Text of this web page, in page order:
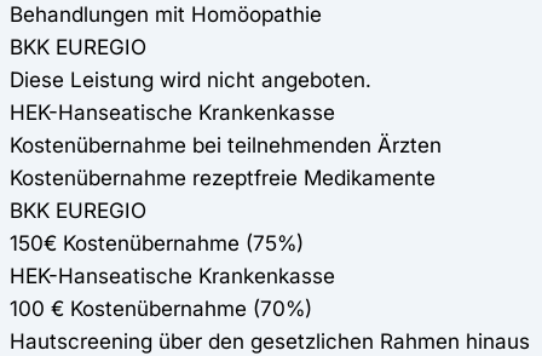
Behandlungen mit Homöopathie
BKK EUREGIO
Diese Leistung wird nicht angeboten.
HEK-Hanseatische Krankenkasse
Kostenübernahme bei teilnehmenden Ärzten
Kostenübernahme rezeptfreie Medikamente
BKK EUREGIO
150€ Kostenübernahme (75%)
HEK-Hanseatische Krankenkasse
100 € Kostenübernahme (70%)
Hautscreening über den gesetzlichen Rahmen hinaus